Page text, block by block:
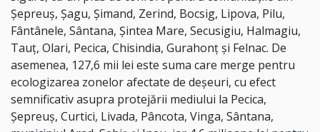
Şepreuş, Şagu, Şimand, Zerind, Bocsig, Lipova, Pilu,
Fântânele, Sântana, Şintea Mare, Secusigiu, Halmagiu,
Tauţ, Olari, Pecica, Chisindia, Gurahonţ și Felnac. De
asemenea, 127,6 mii lei este suma care merge pentru
ecologizarea zonelor afectate de deșeuri, cu efect
semnificativ asupra protejării mediului la Pecica,
Şepreuş, Curtici, Livada, Pâncota, Vinga, Sântana,